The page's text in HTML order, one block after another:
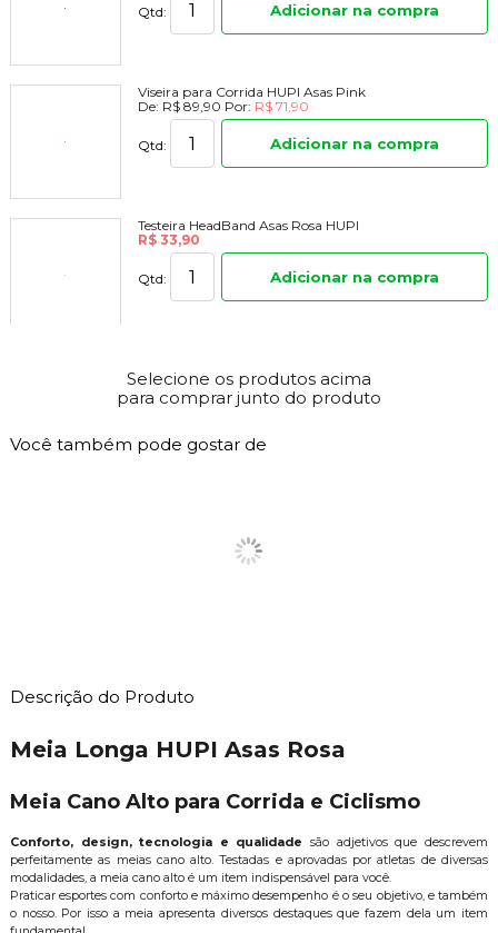
Qtd: Adicionar na compra
Viseira para Corrida HUPI Asas Pink
De: R$ 89,90 Por: R$ 71,90
Qtd: Adicionar na compra
Testeira HeadBand Asas Rosa HUPI
R$ 33,90
Qtd: Adicionar na compra
Selecione os produtos acima
para comprar junto do produto
Você também pode gostar de
Descrição do Produto
Meia Longa HUPI Asas Rosa
Meia Cano Alto para Corrida e Ciclismo
Conforto, design, tecnologia e qualidadesão adjetivos que descrevem
perfeitamente as meias cano alto. Testadas e aprovadas por atletas de diversas
modalidades, a meia cano alto é um item indispensável para você.
Praticar esportes com conforto e máximo desempenho é o seu objetivo, e também
o nosso. Por isso a meia apresenta diversos destaques que fazem dela um item